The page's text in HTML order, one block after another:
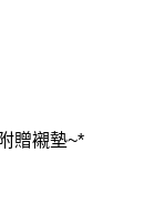
贈襯墊~*